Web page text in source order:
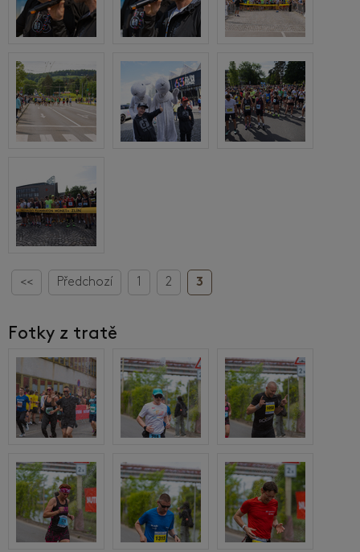
<< Předchozí 1 2 3
Fotky z tratě